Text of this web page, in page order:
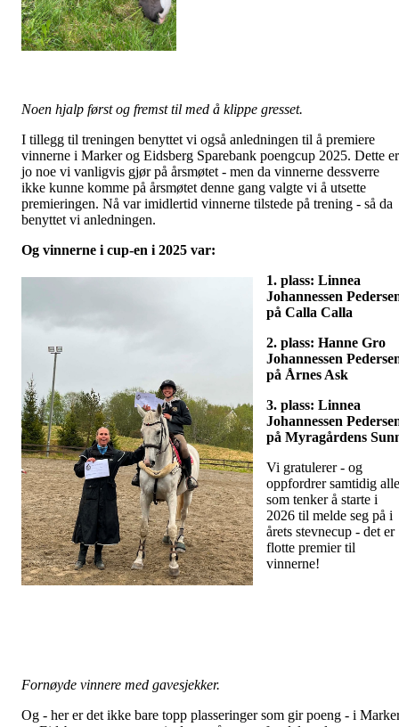
Noen hjalp først og fremst til med å klippe gresset.
I tillegg til treningen benyttet vi også anledningen til å premiere
vinnerne i Marker og Eidsberg Sparebank poengcup 2025. Dette er
jo noe vi vanligvis gjør på årsmøtet - men da vinnerne dessverre
ikke kunne komme på årsmøtet denne gang valgte vi å utsette
premieringen. Nå var imidlertid vinnerne tilstede på trening - så da
benyttet vi anledningen.
Og vinnerne i cup-en i 2025 var:
1. plass: Linnea
Johannessen
på Calla Calla
2. plass: Hanne Gro
Johannessen
på Årnes Ask
3. plass: Linnea
Johannessen
på Myragårdens
Vi gratulerer - og
oppfordrer samtidig alle
som tenker å starte i
2026 til melde seg på i
årets stevnecup - det er
flotte premier til
vinnerne!
Fornøyde vinnere med gavesjekker.
Og - her er det ikke bare topp plasseringer som gir poeng - i